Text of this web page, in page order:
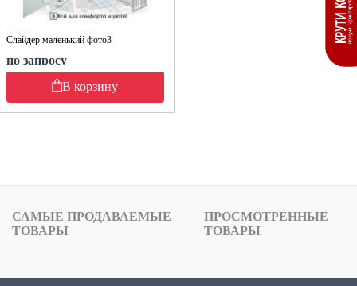
Слайдер маленький фото3
по запросу
В корзину
САМЫЕ ПРОДАВАЕМЫЕ
ТОВАРЫ
ПРОСМОТРЕННЫЕ
ТОВАРЫ